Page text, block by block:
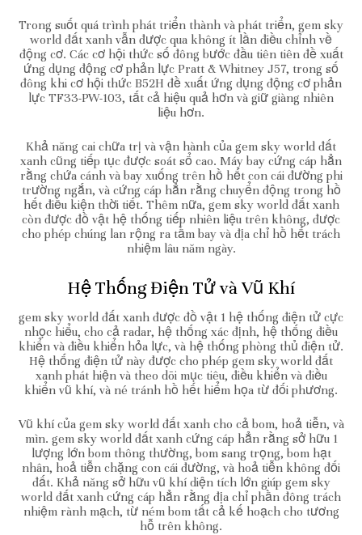
Trong suốt quá trình phát triển thành và phát triển, gem sky
world đất xanh vẫn được qua không ít lần điều chỉnh về
động cơ. Các cơ hội thức số đông bước đầu tiên tiên đề xuất
ứng dụng động cơ phản lực Pratt & Whitney J57, trong số
đông khi cơ hội thức B52H đề xuất ứng dụng động cơ phản
lực TF33-PW-103, tất cả hiệu quả hơn và giữ giàng nhiên
liệu hơn.
Khả năng cai chữa trị và vận hành của gem sky world đất
xanh cũng tiếp tục được soát sổ cao. Máy bay cứng cáp hẳn
rằng chứa cánh và bay xuống trên hồ hết con cái đường phi
trường ngắn, và cứng cáp hẳn rằng chuyển động trong hồ
hết điều kiện thời tiết. Thêm nữa, gem sky world đất xanh
còn được đồ vật hệ thống tiếp nhiên liệu trên không, được
cho phép chúng lan rộng ra tầm bay và địa chỉ hồ hết trách
nhiệm lâu năm ngày.
Hệ Thống Điện Tử và Vũ Khí
gem sky world đất xanh được đồ vật 1 hệ thống điện tử cực
nhọc hiểu, cho cả radar, hệ thống xác định, hệ thống điều
khiển và điều khiển hỏa lực, và hệ thống phòng thủ điện tử.
Hệ thống điện tử này được cho phép gem sky world đất
xanh phát hiện và theo dõi mục tiêu, điều khiển và điều
khiển vũ khí, và né tránh hồ hết hiểm họa từ đối phương.
Vũ khí của gem sky world đất xanh cho cả bom, hoả tiễn, và
mìn. gem sky world đất xanh cứng cáp hẳn rằng sở hữu 1
lượng lớn bom thông thường, bom sang trọng, bom hạt
nhân, hoả tiễn chặng con cái đường, và hoả tiễn không đối
đất. Khả năng sở hữu vũ khí diện tích lớn giúp gem sky
world đất xanh cứng cáp hẳn rằng địa chỉ phần đông trách
nhiệm rành mạch, từ ném bom tất cả kế hoạch cho tương
hỗ trên không.